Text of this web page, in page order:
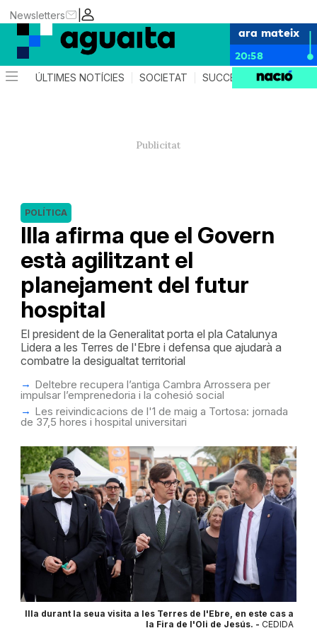
|
Newsletters
ara mateix
20:58
ÚLTIMES NOTÍCIES SOCIETAT SUCCESSOS AGENDA
Illa afirma que el Govern
està agilitzant el
planejament del futur
hospital
POLÍTICA
El president de la Generalitat porta el pla Catalunya
Lidera a les Terres de l'Ebre i defensa que ajudarà a
combatre la desigualtat territorial
Deltebre recupera l’antiga Cambra Arrossera per
impulsar l’emprenedoria i la cohesió social
Les reivindicacions de l'1 de maig a Tortosa: jornada
de 37,5 hores i hospital universitari
Illa durant la seua visita a les Terres de l'Ebre, en este cas a
la Fira de l'Oli de Jesús. - CEDIDA